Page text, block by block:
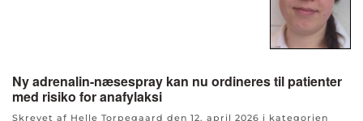
Ny adrenalin-næsespray kan nu ordineres til patienter
med risiko for anafylaksi
Skrevet af Helle Torpegaard den 12. april 2026 i kategorien